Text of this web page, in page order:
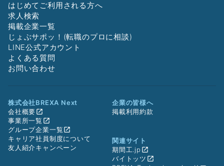
はじめてご利用される方へ
求人検索
掲載企業一覧
じょぶサポッ！(転職のプロに相談)
LINE公式アカウント
よくある質問
お問い合わせ
株式会社BREXA Next
会社概要
事業所一覧
グループ企業一覧
キャリア社員制度について
友人紹介キャンペーン
企業の皆様へ
掲載利用約款
関連サイト
期間工.jp
バイトッツ